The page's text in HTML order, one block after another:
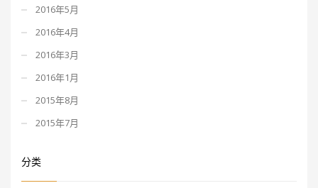
2016年5月
2016年4月
2016年3月
2016年1月
2015年8月
2015年7月
分类